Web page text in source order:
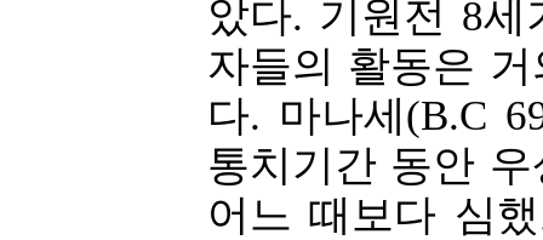
았다. 기원전 8
자들의 활동은
다. 마나세(B.C
통치기간 동안
어느 때보다 심